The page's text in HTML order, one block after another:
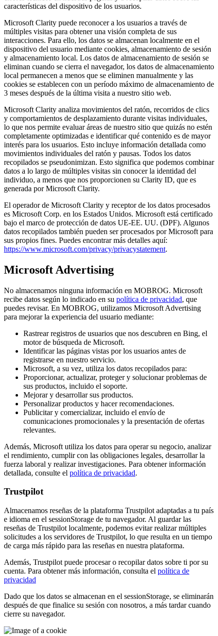
características del dispositivo de los usuarios.
Microsoft Clarity puede reconocer a los usuarios a través de
múltiples visitas para obtener una visión completa de sus
interacciones. Para ello, los datos se almacenan localmente en el
dispositivo del usuario mediante cookies, almacenamiento de sesión
y almacenamiento local. Los datos de almacenamiento de sesión se
eliminan cuando se cierra el navegador, los datos de almacenamiento
local permanecen a menos que se eliminen manualmente y las
cookies se establecen con un período máximo de almacenamiento de
3 meses después de la última visita a nuestro sitio web.
Microsoft Clarity analiza movimientos del ratón, recorridos de clics
y comportamientos de desplazamiento durante visitas individuales,
lo que nos permite evaluar áreas de nuestro sitio que quizás no estén
completamente optimizadas e identificar qué contenido es de mayor
interés para los usuarios. Esto incluye información detallada como
movimientos individuales del ratón y pausas. Todos los datos
recopilados se pseudonimizan. Esto significa que podemos combinar
datos a lo largo de múltiples visitas sin conocer la identidad del
individuo, a menos que nos proporcionen su Clarity ID, que es
generada por Microsoft Clarity.
El operador de Microsoft Clarity y receptor de los datos procesados
es Microsoft Corp. en los Estados Unidos. Microsoft está certificado
bajo el marco de protección de datos UE-EE. UU. (DPF). Algunos
datos recopilados también pueden ser procesados por Microsoft para
sus propios fines. Puedes encontrar más detalles aquí:
https://www.microsoft.com/privacy/privacystatement.
Microsoft Advertising
No almacenamos ninguna información en MOBROG. Microsoft
recibe datos según lo indicado en su política de privacidad, que
puedes revisar. En MOBROG, utilizamos Microsoft Advertising
para mejorar la experiencia del usuario mediante:
Rastrear registros de usuarios que nos descubren en Bing, el
motor de búsqueda de Microsoft.
Identificar las páginas vistas por los usuarios antes de
registrarse en nuestro servicio.
Microsoft, a su vez, utiliza los datos recopilados para:
Proporcionar, actualizar, proteger y solucionar problemas de
sus productos, incluido el soporte.
Mejorar y desarrollar sus productos.
Personalizar productos y hacer recomendaciones.
Publicitar y comercializar, incluido el envío de
comunicaciones promocionales y la presentación de ofertas
relevantes.
Además, Microsoft utiliza los datos para operar su negocio, analizar
el rendimiento, cumplir con las obligaciones legales, desarrollar la
fuerza laboral y realizar investigaciones. Para obtener información
detallada, consulte el política de privacidad.
Trustpilot
Almacenamos reseñas de la plataforma Trustpilot adaptadas a tu país
e idioma en el sessionStorage de tu navegador. Al guardar las
reseñas de Trustpilot localmente, podemos evitar realizar múltiples
solicitudes a los servidores de Trustpilot, lo que resulta en un tiempo
de carga más rápido para las reseñas en nuestra plataforma.
Además, Trustpilot puede procesar o recopilar datos sobre ti por su
cuenta. Para obtener más información, consulta el política de
privacidad
Dado que los datos se almacenan en el sessionStorage, se eliminarán
después de que finalice su sesión con nosotros, a más tardar cuando
cierre su navegador.